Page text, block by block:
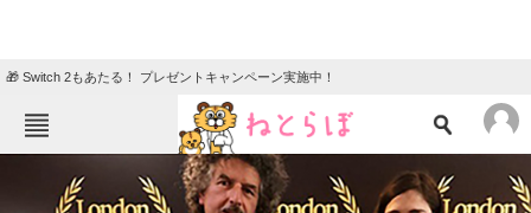
🎁 Switch 2もあたる！ プレゼントキャンペーン実施中！
ねとらぼメニュー
ニュース